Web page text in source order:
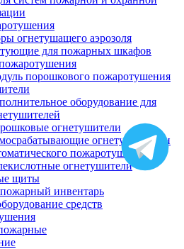
огнетушащего аэрозоля
для пожарных шкафов
порошкового пожаротушения
оборудование для
огнетушители
огнетушители и
пожаротушения
огнетушители
щиты
инвентарь
средств